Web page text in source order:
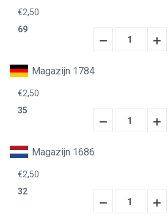
€2,50
69
Hoeveelheid
Magazijn 1784
€2,50
35
Hoeveelheid
Magazijn 1686
€2,50
32
Hoeveelheid